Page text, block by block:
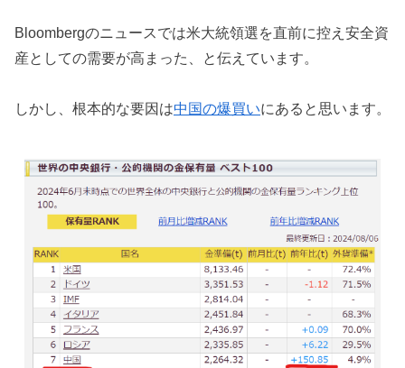
Bloombergのニュースでは米大統領選を直前に控え安全資
産としての需要が高まった、と伝えています。
しかし、根本的な要因は中国の爆買いにあると思います。